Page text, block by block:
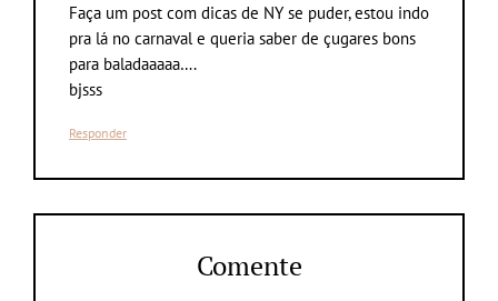
Faça um post com dicas de NY se puder, estou indo
pra lá no carnaval e queria saber de çugares bons
para baladaaaaa….
bjsss
Responder
Comente